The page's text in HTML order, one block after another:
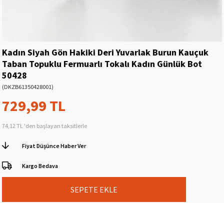
Kadın Siyah Gön Hakiki Deri Yuvarlak Burun Kauçuk
Taban Topuklu Fermuarlı Tokalı Kadın Günlük Bot
50428
(DKZB61350428001)
729,99 TL
74,12 TL 'den başlayan taksitlerle
Fiyat Düşünce Haber Ver
Kargo Bedava